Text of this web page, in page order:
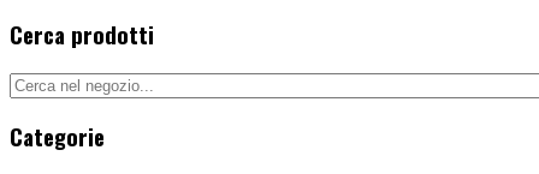
Cerca prodotti
Categorie